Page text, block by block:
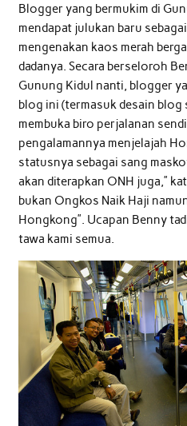
Blogger yang bermukim di
mendapat julukan baru
mengenakan kaos merah
dadanya. Secara berseloroh
Gunung Kidul nanti, blogger
blog ini (termasuk desain blog
membuka biro perjalanan
pengalamannya menjelajah
statusnya sebagai sang
akan diterapkan ONH juga,”
bukan Ongkos Naik Haji
Hongkong”. Ucapan Benny
tawa kami semua.